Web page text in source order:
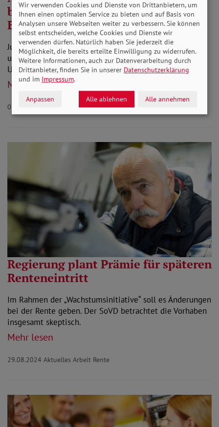
beklagen Diskriminierung und
Barrieren
Junge Menschen mit Beeinträchtigungen leben weniger
unbeschwert als ihre Altersgenossen, zeigt eine
Untersuchung der Aktion Mensch.
Mehr lesen
03.09.2024 Aktuelles Behinderung
Regierung plant Prämie für späteren
Renteneintritt
Im Rahmen der „Wachstumsinitiative“ soll es Änderungen
bei der Rente geben. Der SoVD betrachtet die Vorhaben
insgesamt skeptisch.
Mehr lesen
29.08.2024 Aktuelles Arbeit Rente
Wir verwenden Cookies und Dienste von Drittanbietern, um
Ihnen einen optimalen Service zu bieten und auf Basis von
Analysen unsere Webseiten weiter zu verbessern. Sie können
selbst entscheiden, welche Cookies und Dienste wir
verwenden dürfen. Natürlich haben Sie jederzeit die
Möglichkeit, die bereits erteilte Einwilligung zu widerrufen.
Weitere Informationen, auch zur Datenverarbeitung durch
Drittanbieter, finden Sie in unserer Datenschutzerklärung
und im Impressum.
Anpassen Alle ablehnen Alle annehmen